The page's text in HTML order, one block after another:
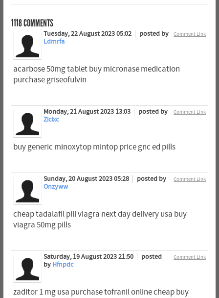
1118COMMENTS
Comment Link
Tuesday, 22 August 2023 05:02
posted by
Ldmrfa
acarbose 50mg tablet buy micronase medication
purchase griseofulvin
Comment Link
Monday, 21 August 2023 13:03
posted by
Zicixc
buy generic minoxytop mintop price gnc ed pills
Comment Link
Sunday, 20 August 2023 05:28
posted by
Onzyww
cheap tadalafil pill viagra next day delivery usa buy
viagra 50mg pills
Comment Link
Saturday, 19 August 2023 21:50
posted
by Hfnpdc
zaditor 1 mg usa purchase tofranil online cheap buy